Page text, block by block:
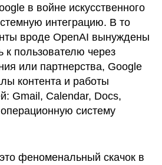
в войне искусственного
интеграцию. В то
вроде OpenAI вынуждены
к пользователю через
или партнерства, Google
контента и работы
Gmail, Calendar, Docs,
систему
феноменальный скачок в